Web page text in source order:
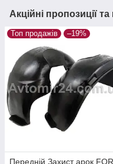
Акційні пропозиції
Топ продажів –19%
Передній Захист арок